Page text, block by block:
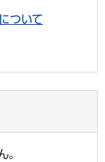
ついて
。